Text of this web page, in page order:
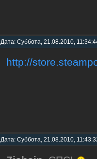
Дата: Суббота, 21.08.2010,
http://
Дата: Суббота, 21.08.2010,